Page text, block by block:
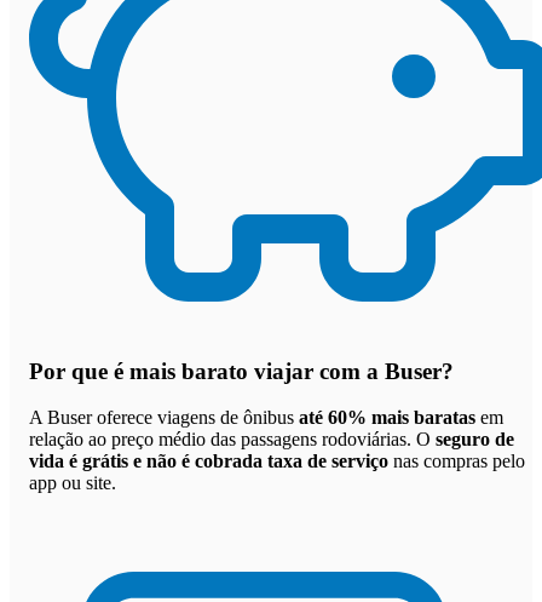
Por que é mais barato viajar com a Buser?
A Buser oferece viagens de ônibus até 60% mais baratas em
relação ao preço médio das passagens rodoviárias. O seguro de
vida é grátis e não é cobrada taxa de serviço nas compras pelo
app ou site.